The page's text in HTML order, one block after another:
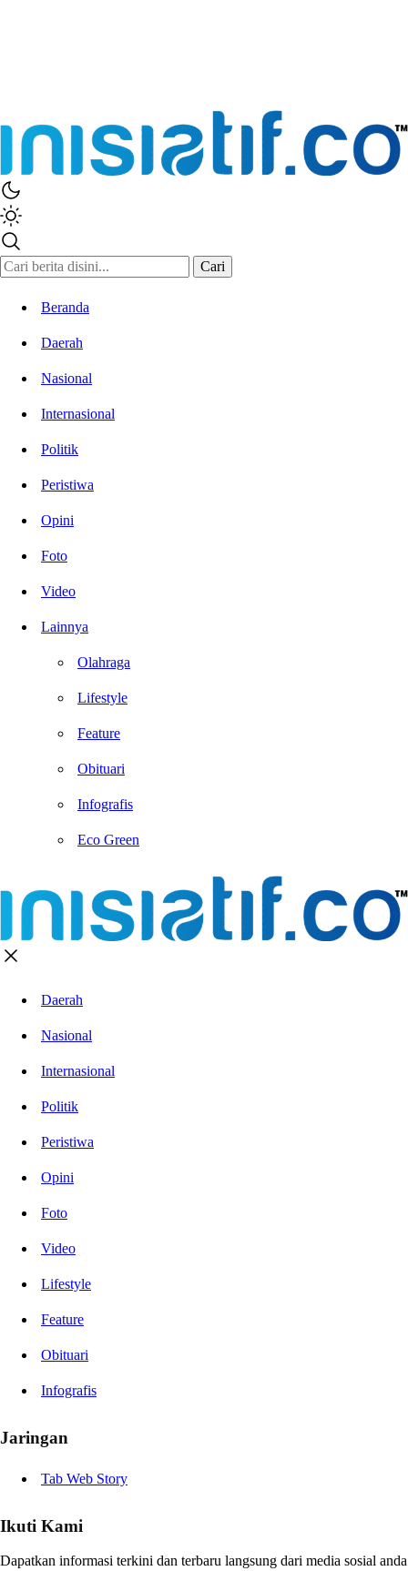
Cari
Beranda
Daerah
Nasional
Internasional
Politik
Peristiwa
Opini
Foto
Video
Lainnya
Olahraga
Lifestyle
Feature
Obituari
Infografis
Eco Green
Daerah
Nasional
Internasional
Politik
Peristiwa
Opini
Foto
Video
Lifestyle
Feature
Obituari
Infografis
Jaringan
Tab Web Story
Ikuti Kami
Dapatkan informasi terkini dan terbaru langsung dari media sosial anda